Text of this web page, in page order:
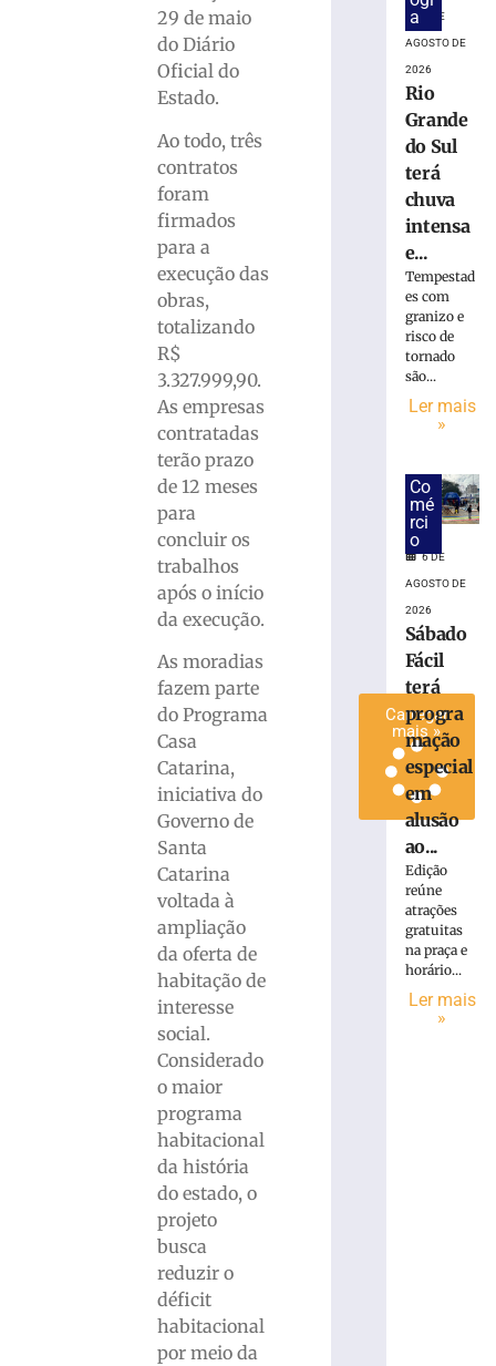
29 de maio
do Diário
Oficial do
Estado.
Ao todo, três
contratos
foram
firmados
para a
execução das
obras,
totalizando
R$
3.327.999,90.
As empresas
contratadas
terão prazo
de 12 meses
para
concluir os
trabalhos
após o início
da execução.
As moradias
fazem parte
do Programa
Casa
Catarina,
iniciativa do
Governo de
Santa
Catarina
voltada à
ampliação
da oferta de
habitação de
interesse
social.
Considerado
o maior
programa
habitacional
da história
do estado, o
projeto
busca
reduzir o
déficit
habitacional
por meio da
PROCON/SC
FCDL/SC
divulgam
pesquisa
inédita
sobre
Carregar
mais »
a
6 DE
AGOSTO DE
2026
Rio
Grande
do Sul
terá
chuva
intensa
e...
Tempestad
es com
granizo e
risco de
tornado
são...
Ler mais
»
Co
mé
rci
o
6 DE
AGOSTO DE
2026
Sábado
Fácil
terá
progra
mação
especial
em
alusão
ao...
Edição
reúne
atrações
gratuitas
na praça e
horário...
Ler mais
»